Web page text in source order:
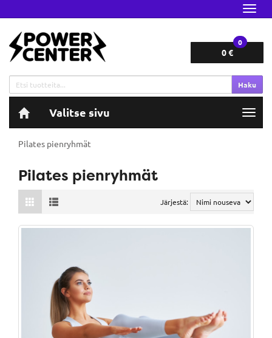
0 €
0
Haku
Valitse sivu
Pilates pienryhmät
Pilates pienryhmät
Järjestä: